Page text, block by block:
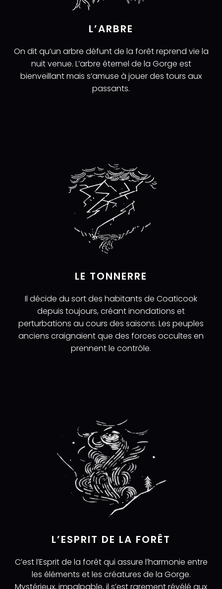
L’ARBRE
On dit qu’un arbre défunt de la forêt reprend vie la
nuit venue. L’arbre éternel de la Gorge est
bienveillant mais s’amuse à jouer des tours aux
passants.
LE TONNERRE
Il décide du sort des habitants de Coaticook
depuis toujours, créant inondations et
perturbations au cours des saisons. Les peuples
anciens craignaient que des forces occultes en
prennent le contrôle.
L’ESPRIT DE LA FORÊT
Cʼest lʼEsprit de la forêt qui assure lʼharmonie entre
les éléments et les créatures de la Gorge.